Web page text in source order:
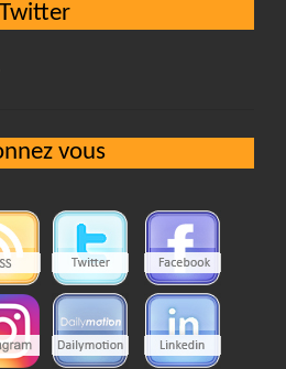
Twitter
vous